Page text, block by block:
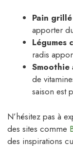
Pain grillé
apporter
Légumes
radis
de
saison est
N’hésitez pas à
des sites comme
des inspirations